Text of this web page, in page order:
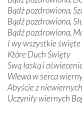
Bądź pozdrowiona,
Bądź pozdrowiona,
Bądź pozdrowiona,
I wy wszystkie święte
Które Duch Święty
Swą łaską i
Wlewa w serca
Abyście z niewiernych
Uczyniły wiernych